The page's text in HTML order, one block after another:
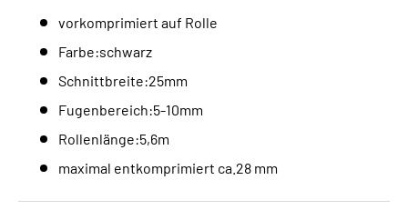
vorkomprimiert auf Rolle
Farbe:schwarz
Schnittbreite:25mm
Fugenbereich:5-10mm
Rollenlänge:5,6m
maximal entkomprimiert ca.28 mm